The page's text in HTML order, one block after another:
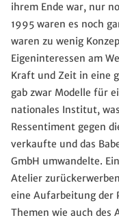
ihrem Ende war, nur
1995 waren es noch
waren zu wenig
Eigeninteressen am
Kraft und Zeit in eine
gab zwar Modelle für
nationales Institut,
Ressentiment gegen
verkaufte und das
GmbH umwandelte.
Atelier
eine Aufarbeitung der
Themen wie auch des